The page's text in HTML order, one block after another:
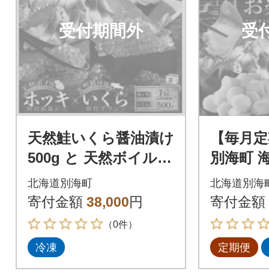
受付期間外
天然鮭いくら醤油漬け
500g と 天然ボイルホ
ッキ貝 1kg(24粒前後)
北海道別海町
寄付金額 38,000円
（0件）
冷凍
受
【毎月
別海町
セット4
くら醤
身・ほ
北海道別海
寄付金額
定期便